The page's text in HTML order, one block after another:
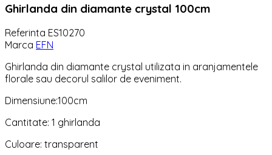
Ghirlanda din diamante crystal 100cm
Referinta ES10270
Marca EFN
Ghirlanda din diamante crystal utilizata in aranjamentele
florale sau decorul salilor de eveniment.
Dimensiune:100cm
Cantitate: 1 ghirlanda
Culoare: transparent